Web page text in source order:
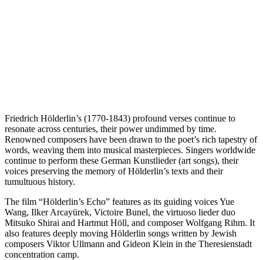
Friedrich Hölderlin’s (1770-1843) profound verses continue to
resonate across centuries, their power undimmed by time.
Renowned composers have been drawn to the poet’s rich tapestry of
words, weaving them into musical masterpieces. Singers worldwide
continue to perform these German Kunstlieder (art songs), their
voices preserving the memory of Hölderlin’s texts and their
tumultuous history.
The film “Hölderlin’s Echo” features as its guiding voices Yue
Wang, Ilker Arcayürek, Victoire Bunel, the virtuoso lieder duo
Mitsuko Shirai and Hartmut Höll, and composer Wolfgang Rihm. It
also features deeply moving Hölderlin songs written by Jewish
composers Viktor Ullmann and Gideon Klein in the Theresienstadt
concentration camp.